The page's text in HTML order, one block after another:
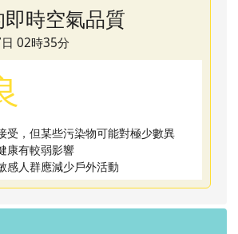
即時空氣品質
02時35分
受，但某些污染物可能對極少數異
康有較弱影響
感人群應減少戶外活動